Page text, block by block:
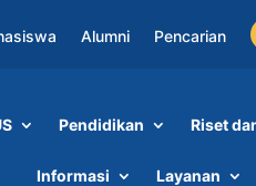
Alumni Pencarian
Pendidikan Riset
Informasi Layanan